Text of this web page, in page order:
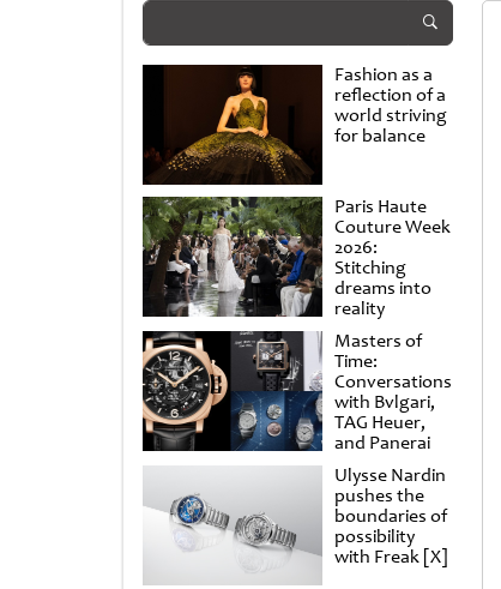
savings and
family
experiences
Fashion as a
reflection of a
world striving
for balance
Paris Haute
Couture Week
2026:
Stitching
dreams into
reality
Masters of
Time:
Conversations
with Bvlgari,
TAG Heuer,
and Panerai
Ulysse Nardin
pushes the
boundaries of
possibility
with Freak [X]